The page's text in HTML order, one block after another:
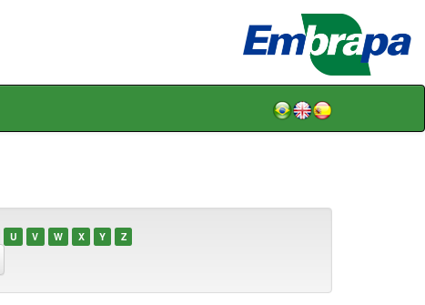
U V W X Y Z